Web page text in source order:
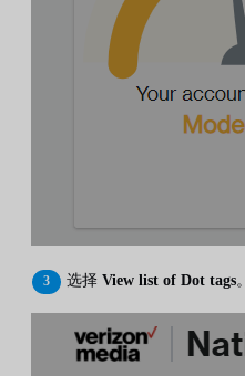
选择 View list of Dot tags。